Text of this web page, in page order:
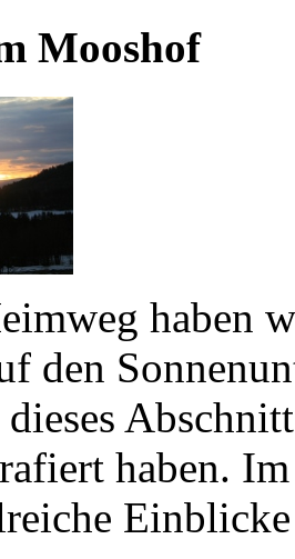
Mooshof
haben
den
haben.